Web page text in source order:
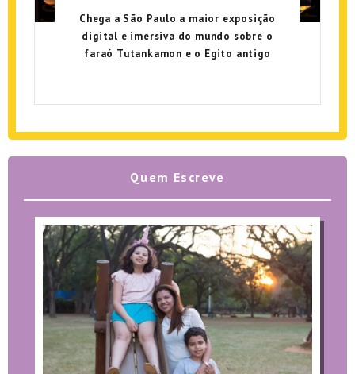
Chega a São Paulo a maior exposição
digital e imersiva do mundo sobre o
faraó Tutankamon e o Egito antigo
Quem Escreve